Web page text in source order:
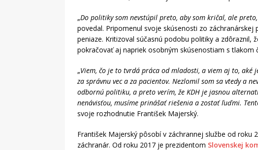
„Do politiky som nevstúpil preto, aby som kričal, ale
povedal. Pripomenul svoje skúsenosti zo
peniaze. Kritizoval súčasnú podobu politiky a zdôraznil,
pokračovať aj napriek osobným skúsenostiam s tlakom
„Viem, čo je to tvrdá práca od mladosti, a viem aj to,
za správnu vec a za pacientov. Nezlomil som sa vtedy a
odbornú politiku, a preto verím, že KDH je jasnou
nenávisťou, musíme prinášať riešenia a zostať ľuďmi.
svoje rozhodnutie František Majerský.
František Majerský pôsobí v záchrannej službe od roku
záchranár. Od roku 2017 je prezidentom Slovenskej